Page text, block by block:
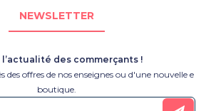
NEWSLETTER
des commerçants !
des offres de nos enseignes ou d'une nouvelle e
boutique.